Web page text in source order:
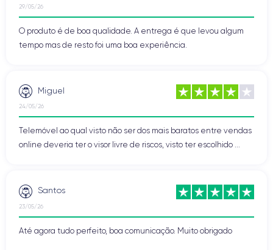
29/05/26
O produto é de boa qualidade. A entrega é que levou algum
tempo mas de resto foi uma boa experiência.
Miguel
24/05/26
Telemóvel ao qual visto não ser dos mais baratos entre vendas
online deveria ter o visor livre de riscos, visto ter escolhido ...
Santos
23/05/26
Até agora tudo perfeito, boa comunicação. Muito obrigado